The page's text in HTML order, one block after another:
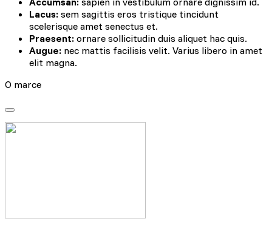
Lacus: sem sagittis eros tristique tincidunt
scelerisque amet senectus et.
Praesent: ornare sollicitudin duis aliquet hac quis.
Augue: nec mattis facilisis velit. Varius libero in amet
elit magna.
O marce